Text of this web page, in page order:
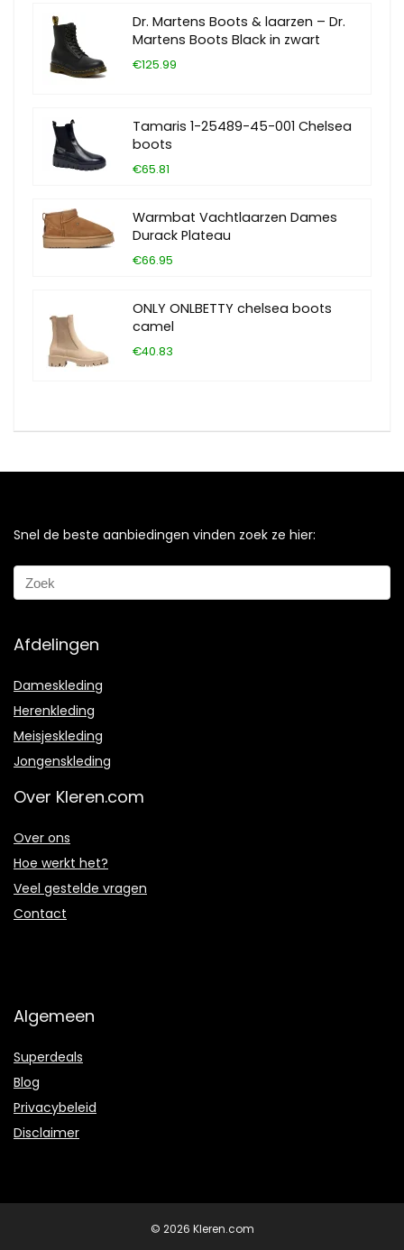
Dr. Martens Boots & laarzen – Dr.
Martens Boots Black in zwart
€125.99
Tamaris 1-25489-45-001 Chelsea
boots
€65.81
Warmbat Vachtlaarzen Dames
Durack Plateau
€66.95
ONLY ONLBETTY chelsea boots
camel
€40.83
Snel de beste aanbiedingen vinden zoek ze hier:
Afdelingen
Dameskleding
Herenkleding
Meisjeskleding
Jongenskleding
Over Kleren.com
Over ons
Hoe werkt het?
Veel gestelde vragen
Contact
Algemeen
Superdeals
Blog
Privacybeleid
Disclaimer
© 2026 Kleren.com